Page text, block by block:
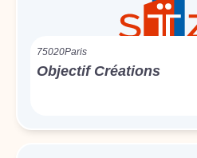
75020Paris
Objectif Créations